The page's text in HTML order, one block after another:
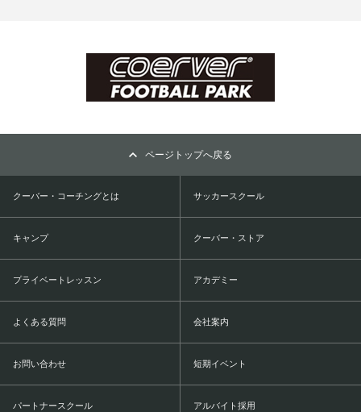
ページトップへ戻る
クーバー・コーチングとは サッカースクール
キャンプ クーバー・ストア
プライベートレッスン アカデミー
よくある質問 会社案内
お問い合わせ 短期イベント
パートナースクール アルバイト採用